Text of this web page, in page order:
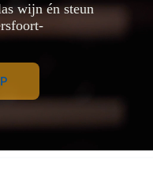
wijn én steun